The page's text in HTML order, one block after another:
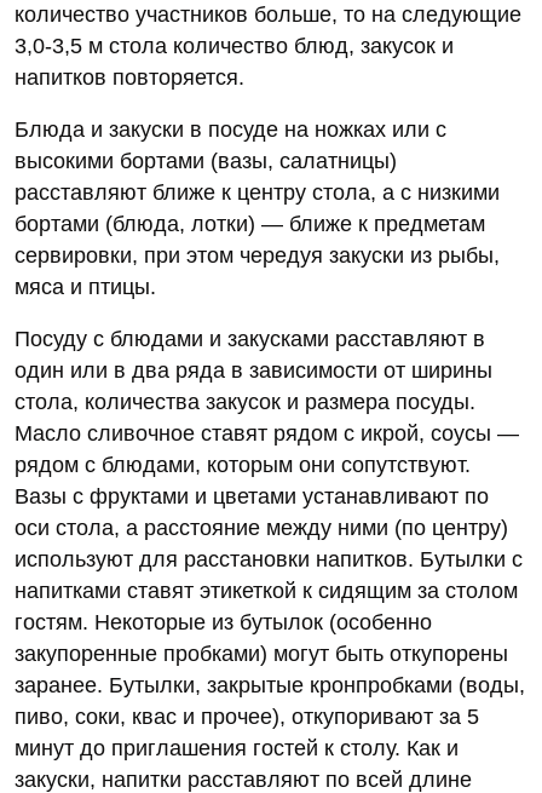
количество участников больше, то на следующие
3,0-3,5 м стола количество блюд, закусок и
напитков повторяется.
Блюда и закуски в посуде на ножках или с
высокими бортами (вазы, салатницы)
расставляют ближе к центру стола, а с низкими
бортами (блюда, лотки) — ближе к предметам
сервировки, при этом чередуя закуски из рыбы,
мяса и птицы.
Посуду с блюдами и закусками расставляют в
один или в два ряда в зависимости от ширины
стола, количества закусок и размера посуды.
Масло сливочное ставят рядом с икрой, соусы —
рядом с блюдами, которым они сопутствуют.
Вазы с фруктами и цветами устанавливают по
оси стола, а расстояние между ними (по центру)
используют для расстановки напитков. Бутылки с
напитками ставят этикеткой к сидящим за столом
гостям. Некоторые из бутылок (особенно
закупоренные пробками) могут быть откупорены
заранее. Бутылки, закрытые кронпробками (воды,
пиво, соки, квас и прочее), откупоривают за 5
минут до приглашения гостей к столу. Как и
закуски, напитки расставляют по всей длине